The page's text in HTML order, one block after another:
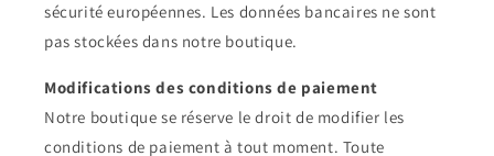
sécurité européennes. Les données bancaires ne sont
pas stockées dans notre boutique.
Modifications des conditions de paiement
Notre boutique se réserve le droit de modifier les
conditions de paiement à tout moment. Toute